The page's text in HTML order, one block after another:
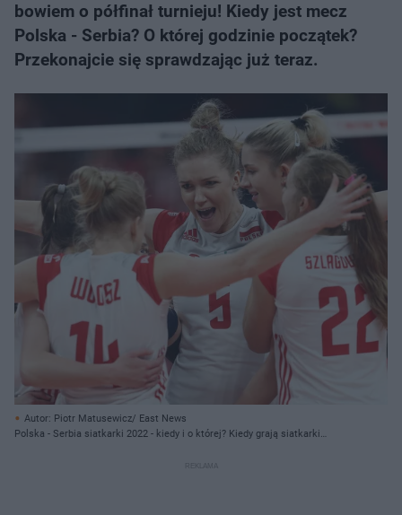
bowiem o półfinał turnieju! Kiedy jest mecz
Polska - Serbia? O której godzinie początek?
Przekonajcie się sprawdzając już teraz.
Autor: Piotr Matusewicz/ East News
Polska - Serbia siatkarki 2022 - kiedy i o której? Kiedy grają siatkarki